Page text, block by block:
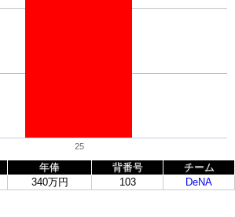
25
年俸 背番号
チーム
340万円 103 DeNA